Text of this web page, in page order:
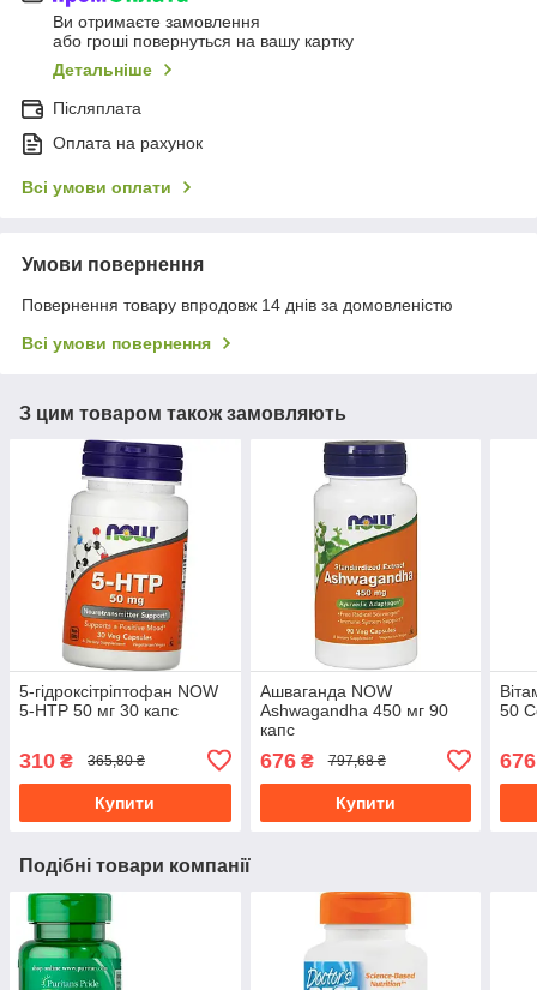
Ви отримаєте замовлення
або гроші повернуться на вашу картку
Детальніше
Післяплата
Оплата на рахунок
Всі умови оплати
Умови повернення
Повернення товару впродовж 14 днів за домовленістю
Всі умови повернення
З цим товаром також замовляють
5-гідроксітріптофан NOW
5-HTP 50 мг 30 капс
310 ₴ 365,80 ₴
Купити
Ашваганда NOW
Ashwagandha 450 мг 90
капс
676₴ 797,68 ₴
Купити
50
676
Подібні товари компанії